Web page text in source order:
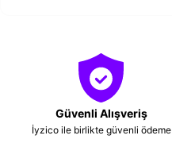
Güvenli Alışveriş
İyzico ile birlikte güvenli ödeme